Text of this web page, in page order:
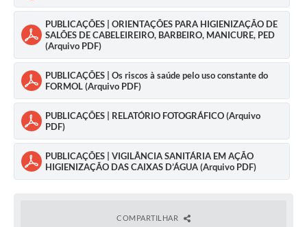
PUBLICAÇÕES | ORIENTAÇÕES PARA HIGIENIZAÇÃO DE
SALÕES DE CABELEIREIRO, BARBEIRO, MANICURE, PED
(Arquivo PDF)
PUBLICAÇÕES | Os riscos à saúde pelo uso constante do
FORMOL (Arquivo PDF)
PUBLICAÇÕES | RELATÓRIO FOTOGRÁFICO (Arquivo
PDF)
PUBLICAÇÕES | VIGILÂNCIA SANITÁRIA EM AÇÃO
HIGIENIZAÇÃO DAS CAIXAS D’ÁGUA (Arquivo PDF)
COMPARTILHAR